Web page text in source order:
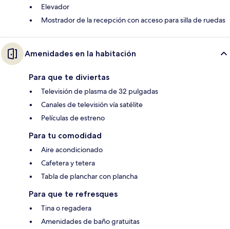
Elevador
Mostrador de la recepción con acceso para silla de ruedas
Amenidades en la habitación
Para que te diviertas
Televisión de plasma de 32 pulgadas
Canales de televisión vía satélite
Películas de estreno
Para tu comodidad
Aire acondicionado
Cafetera y tetera
Tabla de planchar con plancha
Para que te refresques
Tina o regadera
Amenidades de baño gratuitas